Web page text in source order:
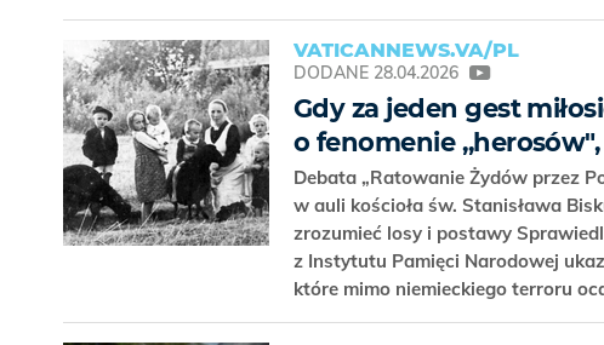
VATICANNEWS.VA/PL
DODANE 28.04.2026
Gdy za jeden gest
o fenomenie
Debata „Ratowanie Żydów przez
w auli kościoła św. Stanisława
zrozumieć losy i postawy
z Instytutu Pamięci Narodowej
które mimo niemieckiego terroru